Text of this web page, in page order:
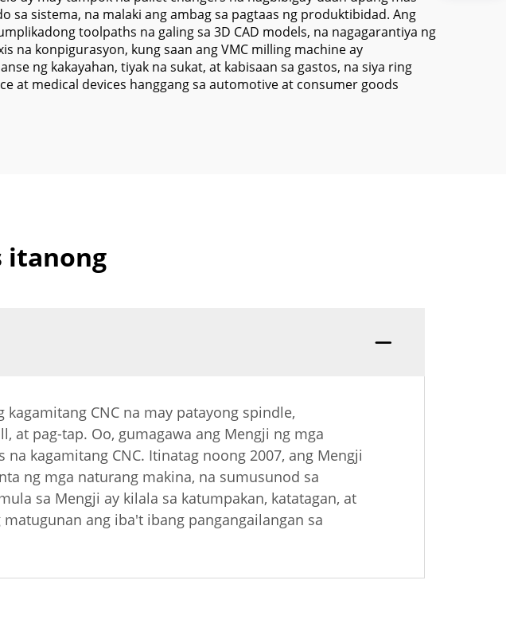
sa sistema, na malaki ang ambag sa pagtaas ng produktibidad. Ang
toolpaths na galing sa 3D CAD models, na nagagarantiya ng
na konpigurasyon, kung saan ang VMC milling machine ay
ng kakayahan, tiyak na sukat, at kabisaan sa gastos, na siya ring
at medical devices hanggang sa automotive at consumer goods
itanong
CNC na may patayong spindle,
at pag-tap. Oo, gumagawa ang Mengji ng mga
kagamitang CNC. Itinatag noong 2007, ang Mengji
ng mga naturang makina, na sumusunod sa
sa Mengji ay kilala sa katumpakan, katatagan, at
ang iba't ibang pangangailangan sa